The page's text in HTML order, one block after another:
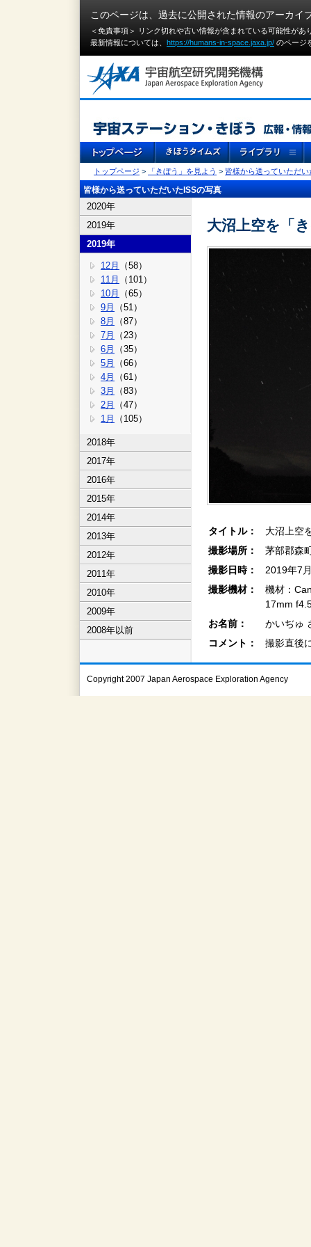
このページは、過去に公開された情報のアーカイ
＜免責事項＞ リンク切れや古い情報が含まれている可能性が
最新情報については、 https://humans-in-space.jaxa.jp/ のページ
トップページ > 「きぼう」を見よう > 皆様から送っていただい
皆様から送っていただいたISSの写真
2020年
2019年
2019年
12月
（58）
11月
（101）
10月
（65）
9月
（51）
8月
（87）
7月
（23）
6月
（35）
5月
（66）
4月
（61）
3月
（83）
2月
（47）
1月
（105）
2018年
2017年
2016年
2015年
2014年
2013年
2012年
2011年
2010年
2009年
2008年以前
大沼上空を「
タイトル：
大沼上空
撮影場所：
茅部郡森
撮影日時：
2019年7
撮影機材：
機材：
17mm
お名前：
かいぢゅ
コメント：
撮影直後
Copyright 2007 Japan Aerospace Exploration Agency